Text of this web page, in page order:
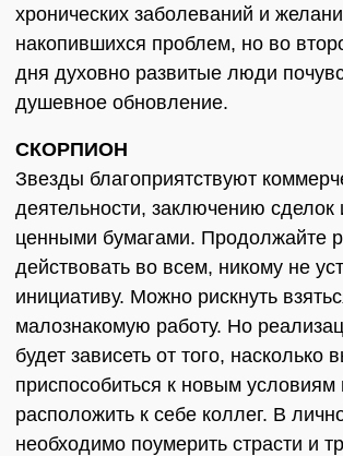
хронических заболеваний и
накопившихся проблем, но во
дня духовно развитые люди
душевное обновление.
СКОРПИОН
Звезды благоприятствуют
деятельности, заключению сделок
ценными бумагами. Продолжайте
действовать во всем, никому не
инициативу. Можно рискнуть
малознакомую работу. Но
будет зависеть от того, насколько
приспособиться к новым условиям
расположить к себе коллег. В
необходимо поумерить страсти и